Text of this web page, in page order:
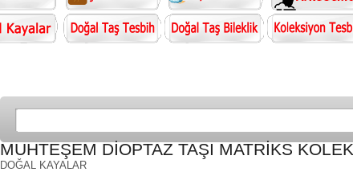
MUHTEŞEM DİOPTAZ TAŞI MATRİKS
DOĞAL KAYALAR